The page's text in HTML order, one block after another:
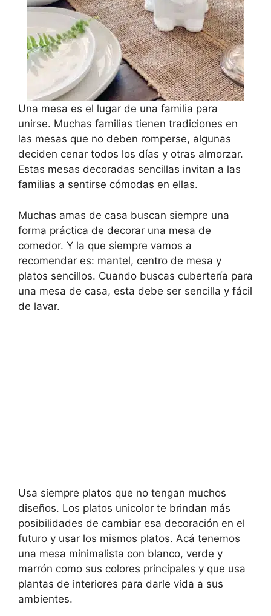
Una mesa es el lugar de una familia para
unirse. Muchas familias tienen tradiciones en
las mesas que no deben romperse, algunas
deciden cenar todos los días y otras almorzar.
Estas mesas decoradas sencillas invitan a las
familias a sentirse cómodas en ellas.
Muchas amas de casa buscan siempre una
forma práctica de decorar una mesa de
comedor. Y la que siempre vamos a
recomendar es: mantel, centro de mesa y
platos sencillos. Cuando buscas cubertería para
una mesa de casa, esta debe ser sencilla y fácil
de lavar.
Usa siempre platos que no tengan muchos
diseños. Los platos unicolor te brindan más
posibilidades de cambiar esa decoración en el
futuro y usar los mismos platos. Acá tenemos
una mesa minimalista con blanco, verde y
marrón como sus colores principales y que usa
plantas de interiores para darle vida a sus
ambientes.